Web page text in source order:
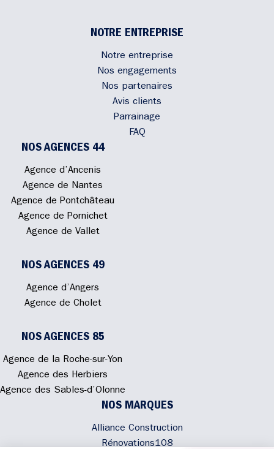
NOTRE ENTREPRISE
Notre entreprise
Nos engagements
Nos partenaires
Avis clients
Parrainage
FAQ
NOS AGENCES 44
Agence d’Ancenis
Agence de Nantes
Agence de Pontchâteau
Agence de Pornichet
Agence de Vallet
NOS AGENCES 49
Agence d’Angers
Agence de Cholet
NOS AGENCES 85
Agence de la Roche-sur-Yon
Agence des Herbiers
Agence des Sables-d’Olonne
NOS MARQUES
Alliance Construction
Rénovations108